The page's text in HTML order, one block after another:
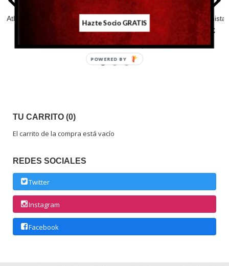
TU CARRITO (0)
El carrito de la compra está vacío
REDES SOCIALES
Twitter
Instagram
Facebook
Atlantis Txakolí
Baloiro
Hormigas
Bermejo
Malvasía
Semidulce
15,77 €
Perfeccionista
60,45 €
Hazte Socio GRATIS
POWERED BY